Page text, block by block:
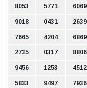
8053 5771 6069
9018 0431 2639
7665 4204 6869
2735 0317 8806
9456 1253 4512
5833 9497 7936